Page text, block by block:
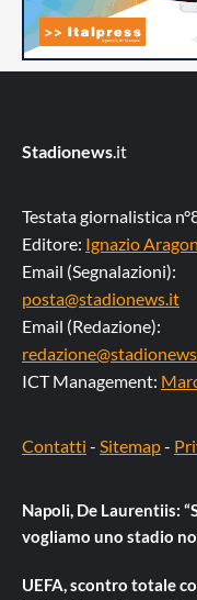
Stadionews.it
Testata giornalistica
Editore: Ignazio
Email (Segnalazioni):
posta@stadionews.it
Email (Redazione):
ICT Management:
Contatti - Sitemap-
Napoli, De Laurentiis:
vogliamo uno stadio
UEFA, scontro totale